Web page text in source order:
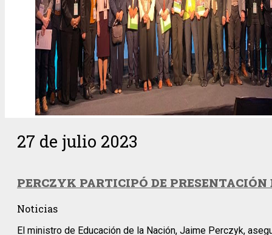
27 de julio 2023
PERCZYK PARTICIPÓ DE PRESENTACIÓN
Noticias
El ministro de Educación de la Nación, Jaime Perczyk,